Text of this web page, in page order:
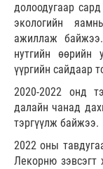
долоодугаар
экологийн
ажиллаж
нутгийн өөрийн
үүргийн сайдаар
2020-2022 онд
далайн чанад
тэргүүлж байжээ.
2022 оны
Лекорню зэвсэгт